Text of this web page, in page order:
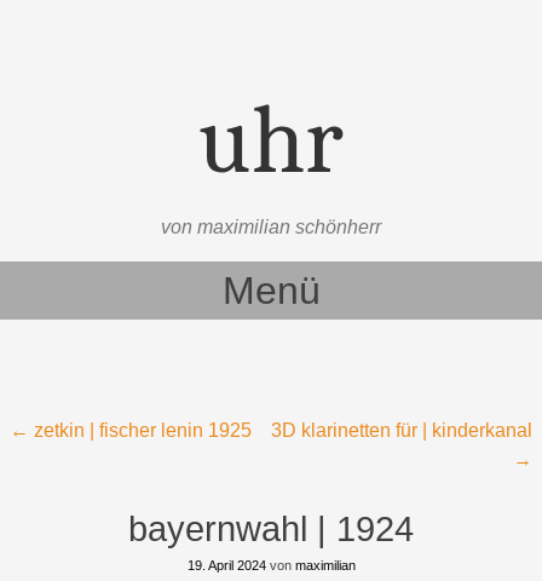
uhr
von maximilian schönherr
Menü
Beitragsnavigation
← zetkin | fischer lenin 1925
3D klarinetten für | kinderkanal
→
bayernwahl | 1924
19. April 2024von maximilian